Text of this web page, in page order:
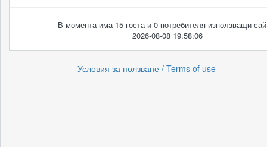
В момента има 15 госта и 0 потребителя използващи
2026-08-08 19:58:06
Условия за ползване / Terms of use